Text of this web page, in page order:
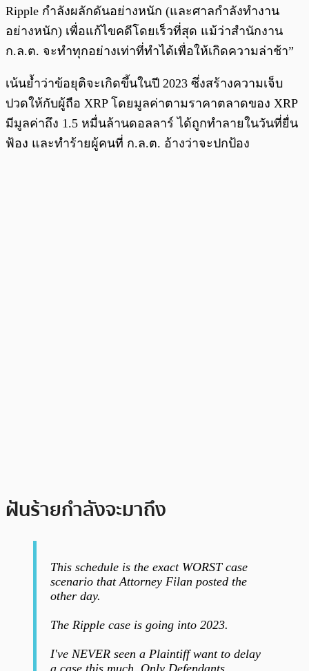
Ripple กำลังผลักดันอย่างหนัก (และศาลกำลังทำงาน
อย่างหนัก) เพื่อแก้ไขคดีโดยเร็วที่สุด แม้ว่าสำนักงาน
ก.ล.ต. จะทำทุกอย่างเท่าที่ทำได้เพื่อให้เกิดความล่าช้า”
เน้นย้ำว่าข้อยุติจะเกิดขึ้นในปี 2023 ซึ่งสร้างความเจ็บ
ปวดให้กับผู้ถือ XRP โดยมูลค่าตามราคาตลาดของ XRP
มีมูลค่าถึง 1.5 หมื่นล้านดอลลาร์ ได้ถูกทำลายในวันที่ยื่น
ฟ้อง และทำร้ายผู้คนที่ ก.ล.ต. อ้างว่าจะปกป้อง
ฝันร้ายกำลังจะมาถึง
This schedule is the exact WORST case
scenario that Attorney Filan posted the
other day.
The Ripple case is going into 2023.
I've NEVER seen a Plaintiff want to delay